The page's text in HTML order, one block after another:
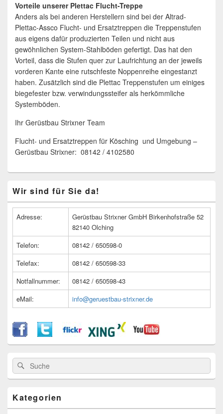
Vorteile unserer Plettac Flucht-Treppe
Anders als bei anderen Herstellern sind bei der Altrad-
Plettac-Assco Flucht- und Ersatztreppen die Treppenstufen
aus eigens dafür produzierten Teilen und nicht aus
gewöhnlichen System-Stahlböden gefertigt. Das hat den
Vorteil, dass die Stufen quer zur Laufrichtung an der jeweils
vorderen Kante eine rutschfeste Noppenreihe eingestanzt
haben. Zusätzlich sind die Plettac Treppenstufen um einiges
biegefester bzw. verwindungssteifer als herkömmliche
Systemböden.
Ihr Gerüstbau Strixner Team
Flucht- und Ersatztreppen für Kösching und Umgebung –
Gerüstbau Strixner: 08142 / 4102580
Seitenleisten
Widget-
Wir sind für Sie da!
Adresse:
Gerüstbau Strixner GmbH Birkenhofstraße 52
82140 Olching
Telefon:
08142 / 650598-0
Telefax:
08142 / 650598-33
Notfallnummer:
08142 / 650598-43
eMail:
info@geruestbau-strixner.de
Suche
nach:
Suche
Kategorien